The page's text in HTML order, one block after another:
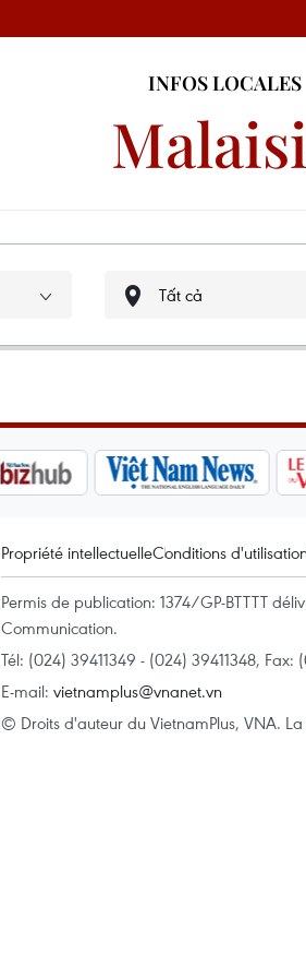
INFOS LOCALES
Propriété intellectuelleConditions
Permis de publication: 1374/GP-BTTTT
Communication.
Tél: (024) 39411349 - (024) 39411348, Fax:
E-mail: vietnamplus@vnanet.vn
© Droits d'auteur du VietnamPlus, VNA.